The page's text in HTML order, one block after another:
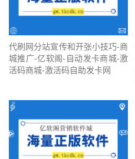
代刷网分站宣传和开张小技巧-商
城推广-亿软阁-自动发卡商城-激
活码商城-激活码自助发卡网